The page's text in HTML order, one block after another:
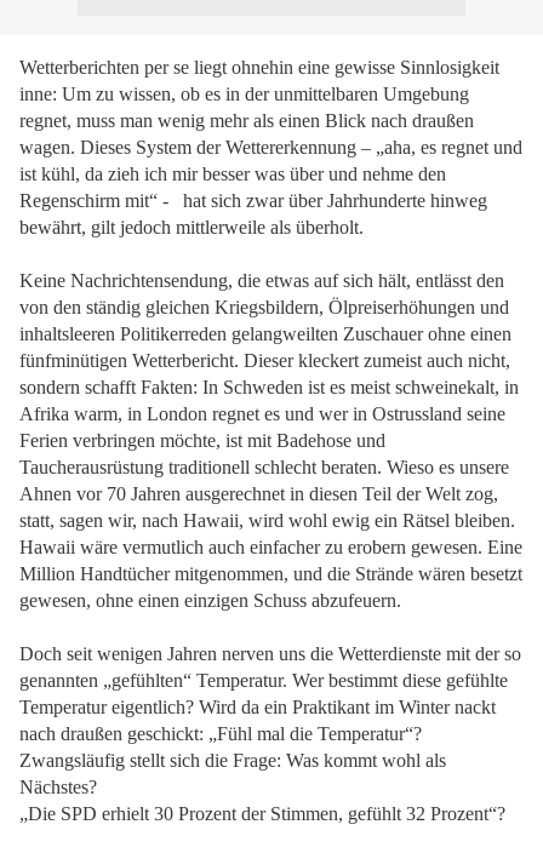
Wetterberichten per se liegt ohnehin eine gewisse Sinnlosigkeit
inne: Um zu wissen, ob es in der unmittelbaren Umgebung
regnet, muss man wenig mehr als einen Blick nach draußen
wagen. Dieses System der Wettererkennung – „aha, es regnet und
ist kühl, da zieh ich mir besser was über und nehme den
Regenschirm mit“ -
hat sich zwar über Jahrhunderte hinweg
bewährt, gilt jedoch mittlerweile als überholt.
Keine Nachrichtensendung, die etwas auf sich hält, entlässt den
von den ständig gleichen Kriegsbildern, Ölpreiserhöhungen und
inhaltsleeren Politikerreden gelangweilten Zuschauer ohne einen
fünfminütigen Wetterbericht. Dieser kleckert zumeist auch nicht,
sondern schafft Fakten: In Schweden ist es meist schweinekalt, in
Afrika warm, in London regnet es und wer in Ostrussland seine
Ferien verbringen möchte, ist mit Badehose und
Taucherausrüstung traditionell schlecht beraten. Wieso es unsere
Ahnen vor 70 Jahren ausgerechnet in diesen Teil der Welt zog,
statt, sagen wir, nach Hawaii, wird wohl ewig ein Rätsel bleiben.
Hawaii wäre vermutlich auch einfacher zu erobern gewesen. Eine
Million Handtücher mitgenommen, und die Strände wären besetzt
gewesen, ohne einen einzigen Schuss abzufeuern.
Doch seit wenigen Jahren nerven uns die Wetterdienste mit der so
genannten „gefühlten“ Temperatur. Wer bestimmt diese gefühlte
Temperatur eigentlich? Wird da ein Praktikant im Winter nackt
nach draußen geschickt: „Fühl mal die Temperatur“?
Zwangsläufig stellt sich die Frage: Was kommt wohl als
Nächstes?
„Die SPD erhielt 30 Prozent der Stimmen, gefühlt 32 Prozent“?